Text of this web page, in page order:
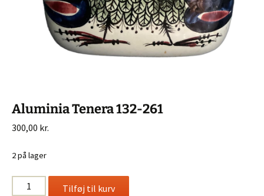
Aluminia Tenera 132-261
300,00 kr.
2 på lager
Aluminia
Tilføj til kurv